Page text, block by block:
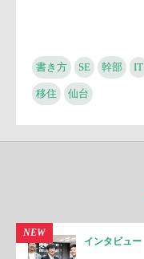
書き方 SE 幹部 IT
移住 仙台
NEW
インタビュー